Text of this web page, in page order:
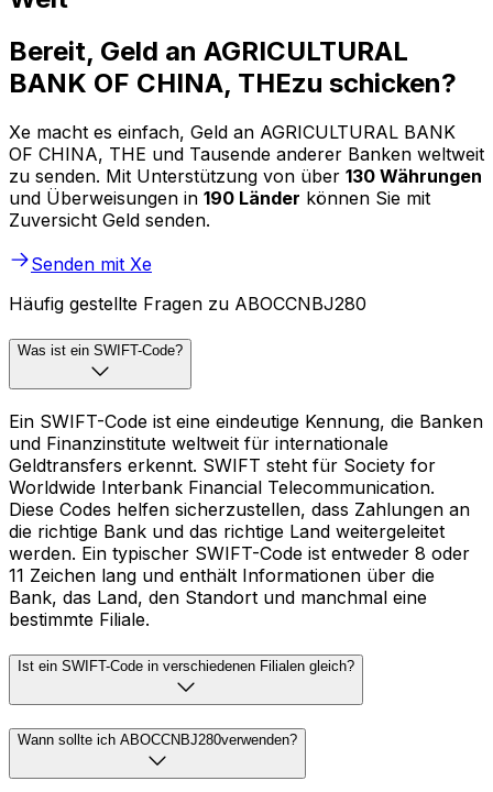
Bereit, Geld an AGRICULTURAL
BANK OF CHINA, THEzu schicken?
Xe macht es einfach, Geld an AGRICULTURAL BANK
OF CHINA, THE und Tausende anderer Banken weltweit
zu senden. Mit Unterstützung von über 130 Währungen
und Überweisungen in 190 Länder können Sie mit
Zuversicht Geld senden.
Senden mit Xe
Häufig gestellte Fragen zu ABOCCNBJ280
Was ist ein SWIFT-Code?
Ein SWIFT-Code ist eine eindeutige Kennung, die Banken
und Finanzinstitute weltweit für internationale
Geldtransfers erkennt. SWIFT steht für Society for
Worldwide Interbank Financial Telecommunication.
Diese Codes helfen sicherzustellen, dass Zahlungen an
die richtige Bank und das richtige Land weitergeleitet
werden. Ein typischer SWIFT-Code ist entweder 8 oder
11 Zeichen lang und enthält Informationen über die
Bank, das Land, den Standort und manchmal eine
bestimmte Filiale.
Ist ein SWIFT-Code in verschiedenen Filialen gleich?
Wann sollte ich ABOCCNBJ280verwenden?